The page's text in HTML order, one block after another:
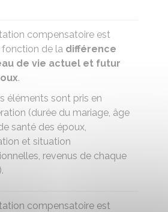
compensatoire est
fonction de la différence
de vie actuel et futur
.
éléments sont pris en
(durée du mariage, âge
santé des époux,
et situation
revenus de chaque
compensatoire est